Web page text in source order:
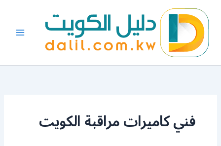
المحتوى
فني كاميرات مراقبة الكويت